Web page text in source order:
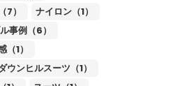
7）
ナイロン（1）
事例（6）
1）
ウンヒルスーツ（1）